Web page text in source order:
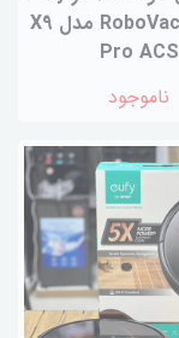
RoboVac T 2320 مدل X9
Pro ACS
ناموجود